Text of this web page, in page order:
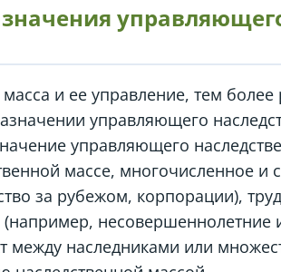
и ее управление, тем более
управляющего
управляющего
массе, многочисленное и
за рубежом, корпорации),
несовершеннолетние
наследниками или